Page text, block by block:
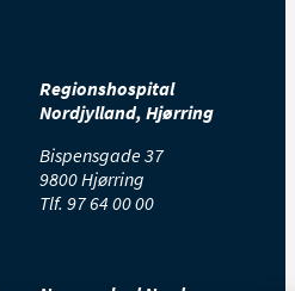
Regionshospital
Nordjylland, Hjørring
Bispensgade 37
9800 Hjørring
Tlf. 97 64 00 00